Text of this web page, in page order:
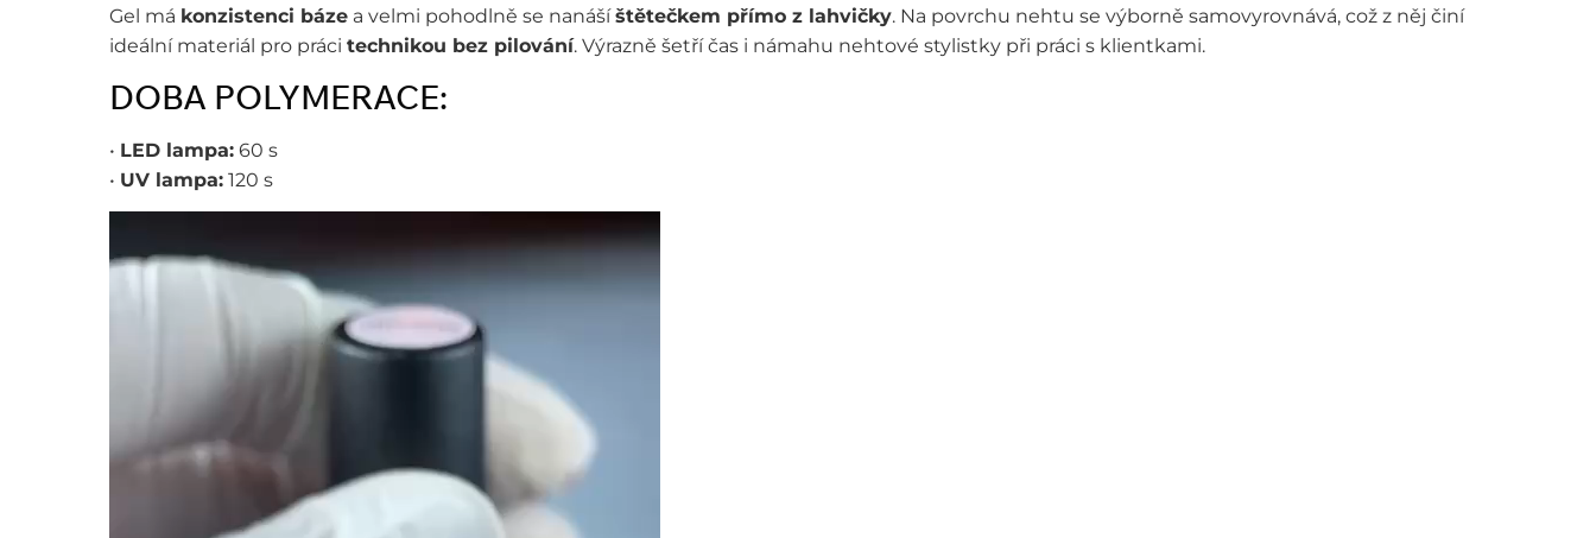
Gel má konzistenci báze a velmi pohodlně se nanášíštětečkem přímo z lahvičky. Na povrchu nehtu se výborně samovyrovnává, což z něj činí
ideální materiál pro práci technikou bez pilování. Výrazně šetří čas i námahu nehtové stylistky při práci s klientkami.
DOBA POLYMERACE:
• LED lampa: 60 s
• UV lampa: 120 s
prehrávač